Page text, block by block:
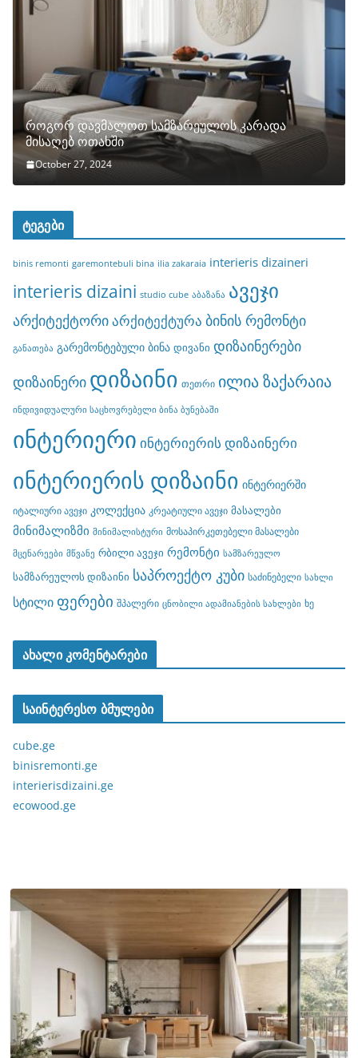
როგორ დავმალოთ სამზარეულოს კარადა
მისაღებ ოთახში
October 27, 2024
ტეგები
binis remonti garemontebuli bina ilia zakaraia interieris dizaineri
interieris dizaini studio cube აბაზანა ავეჯი
არქიტექტორიარქიტექტურა ბინის რემონტი
განათება გარემონტებული ბინა დივანი დიზაინერები
დიზაინერი დიზაინი თეთრი ილია ზაქარაია
ინდივიდუალური საცხოვრებელი ბინა ბუნებაში
ინტერიერი ინტერიერის დიზაინერი
ინტერიერის დიზაინი ინტერიერში
იტალიური ავეჯი კოლექცია კრეატიული ავეჯი მასალები
მინიმალიზმი მინიმალისტური მოსაპირკეთებელი მასალები
მცენარეები მწვანე რბილი ავეჯი რემონტი სამზარეულო
სამზარეულოს დიზაინი საპროექტო კუბი საძინებელი სახლი
სტილი ფერები შპალერი ცნობილი ადამიანების სახლები ხე
ახალი კომენტარები
საინტერესო ბმულები
cube.ge
binisremonti.ge
interierisdizaini.ge
ecowood.ge